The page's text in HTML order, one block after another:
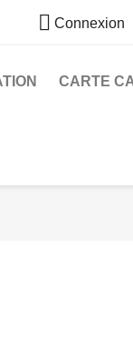
 Connexion
CARTE